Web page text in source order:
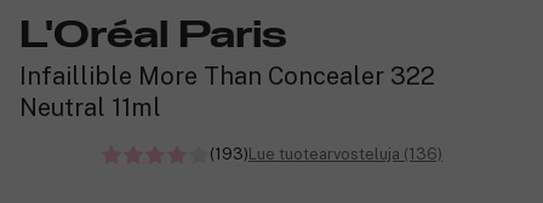
L'Oréal Paris
Infaillible More Than Concealer 322
Neutral 11ml
(193)Lue tuotearvosteluja (136)